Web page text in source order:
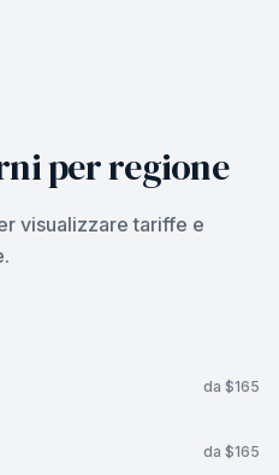
per regione
visualizzare tariffe e
da $165
da $165